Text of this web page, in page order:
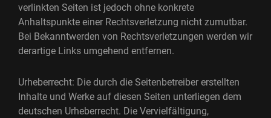
verlinkten Seiten ist jedoch ohne konkrete
Anhaltspunkte einer Rechtsverletzung nicht zumutbar.
Bei Bekanntwerden von Rechtsverletzungen werden wir
derartige Links umgehend entfernen.
Urheberrecht: Die durch die Seitenbetreiber erstellten
Inhalte und Werke auf diesen Seiten unterliegen dem
deutschen Urheberrecht. Die Vervielfältigung,